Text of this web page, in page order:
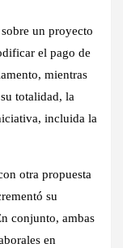
un proyecto
el pago de
mientras
totalidad, la
incluida la
otra propuesta
su
conjunto, ambas
en